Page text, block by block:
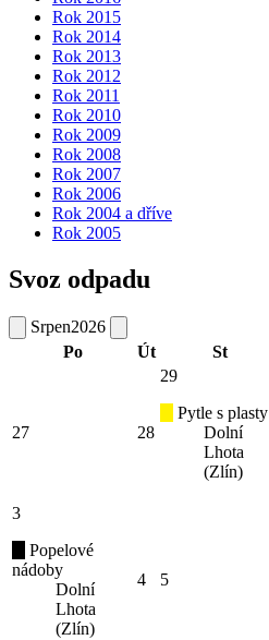
Rok 2015
Rok 2014
Rok 2013
Rok 2012
Rok 2011
Rok 2010
Rok 2009
Rok 2008
Rok 2007
Rok 2006
Rok 2004 a dříve
Rok 2005
Svoz odpadu
Srpen2026
Po
Út St
27 28
29
Pytle s plasty
Dolní
Lhota
(Zlín)
3
Popelové
nádoby
Dolní
Lhota
(Zlín)
4 5